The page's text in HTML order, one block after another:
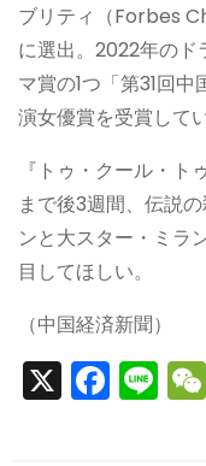
ブリティ（Forbes
に選出。2022年のド
マ賞の1つ「第31回
演女優賞を受賞してい
『トゥ・クール・
まで後3週間、伝説
ンと大スター・ミラ
目してほしい。
（中国経済新聞）
X F
a
Li
n